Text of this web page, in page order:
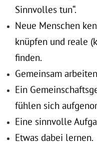
Sinnvolles tun“.
Neue Menschen
knüpfen und reale
finden.
Gemeinsam
Ein
fühlen sich
Eine sinnvolle
Etwas dabei lernen.